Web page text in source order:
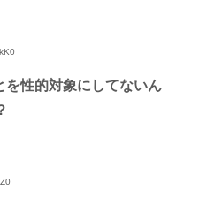
性的対象にしてないん